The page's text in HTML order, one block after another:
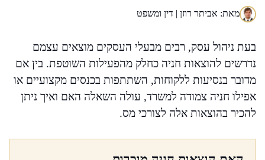
מאת: אביתר רוזן | דין ומשפט
בעת ניהול עסק, רבים מבעלי העסקים מוצאים עצמם
נדרשים להוצאות חניה כחלק מהפעילות השוטפת. בין אם
מדובר בנסיעות ללקוחות, השתתפות בכנסים מקצועיים או
אפילו חניה צמודה למשרד, עולה השאלה האם ואיך ניתן
להכיר בהוצאות אלה לצורכי מס.